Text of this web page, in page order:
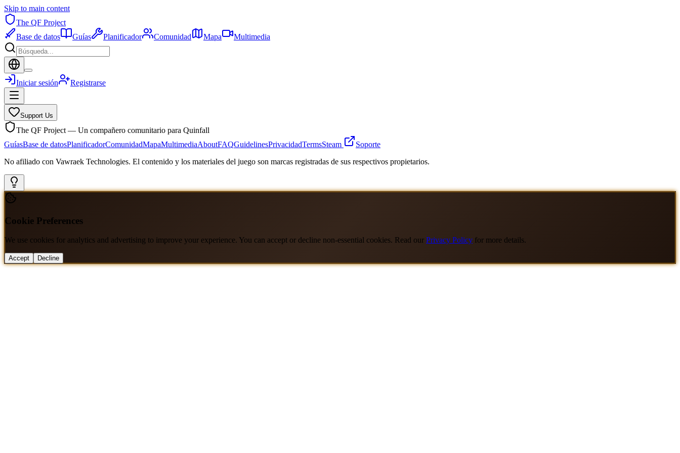
Skip to main content
The QF Project
Base de datos
Guías Planificador Comunidad Mapa Multimedia
Iniciar sesión Registrarse
Support Us
The QF Project — Un compañero comunitario para Quinfall
GuíasBase de datosPlanificadorComunidadMapaMultimediaAboutFAQGuidelinesPrivacidadTermsSteam
Soporte
No afiliado con Vawraek Technologies. El contenido y los materiales del juego son marcas registradas de sus respectivos propietarios.
Cookie Preferences
We use cookies for analytics and advertising to improve your experience. You can accept or decline non-essential cookies. Read our Privacy Policy for more details.
Accept Decline